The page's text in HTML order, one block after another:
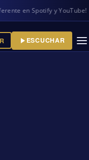
en Spotify y YouTube!
ESCUCHAR